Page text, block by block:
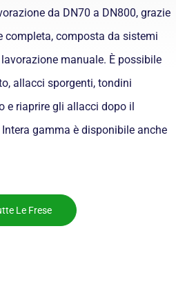
da DN70 a DN800, grazie
composta da sistemi
manuale. È possibile
allacci sporgenti, tondini
e riaprire gli allacci dopo il
gamma è disponibile anche
Le Frese